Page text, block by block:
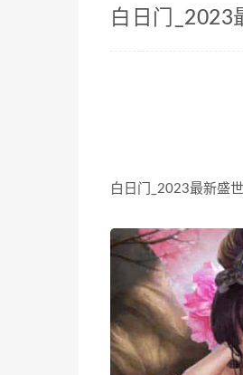
白日门_2023
白日门_2023最新盛